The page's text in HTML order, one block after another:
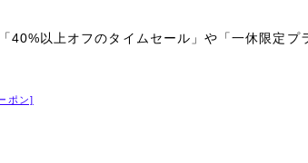
以上オフのタイムセール」や「一休限定プ
ポン]